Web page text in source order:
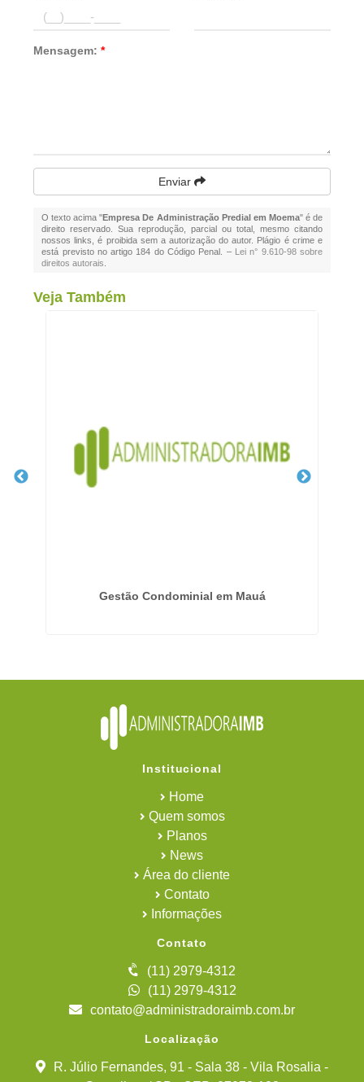
Mensagem:*
Enviar
O texto acima "Empresa De Administração Predial em Moema" é de
direito reservado. Sua reprodução, parcial ou total, mesmo citando
nossos links, é proibida sem a autorização do autor. Plágio é crime e
está previsto no artigo 184 do Código Penal. – Lei n° 9.610-98 sobre
direitos autorais
Veja Também
Gestão Condominial em Mauá
Institucional
Home
Quem somos
Planos
News
Área do cliente
Contato
Informações
Contato
(11) 2979-4312
(11) 2979-4312
contato@administradoraimb.com.br
Localização
R. Júlio Fernandes, 91 - Sala 38 - Vila Rosalia -